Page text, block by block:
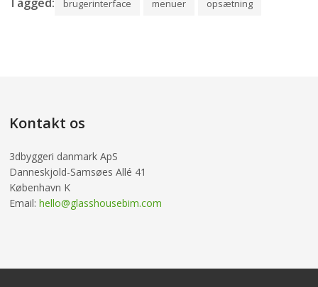
Tagged: brugerinterface menuer opsætning
Kontakt os
3dbyggeri danmark ApS
Danneskjold-Samsøes Allé 41
København K
Email:hello@glasshousebim.com